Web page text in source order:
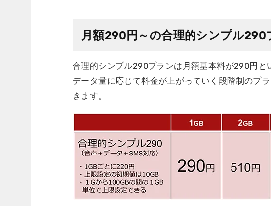
月額290円～の合理的シンプル290
合理的シンプル290プランは月額基本料が290円と
データ量に応じて料金が上がっていく段階制のプ
きます。